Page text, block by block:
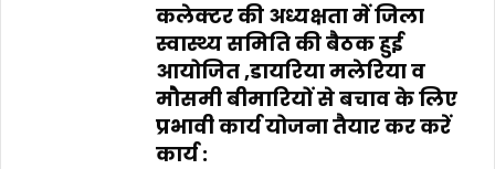
कलेक्टर की अध्यक्षता में जिला
स्वास्थ्य समिति की बैठक हुई
आयोजित ,डायरिया मलेरिया व
मौसमी बीमारियों से बचाव के लिए
प्रभावी कार्य योजना तैयार कर करें
कार्य :